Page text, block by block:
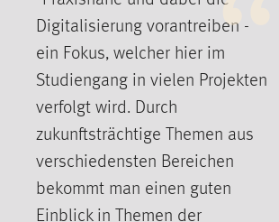
Digitalisierung vorantreiben -
ein Fokus, welcher hier im
Studiengang in vielen Projekten
verfolgt wird. Durch
zukunftsträchtige Themen aus
verschiedensten Bereichen
bekommt man einen guten
Einblick in Themen der
Anbieter:
Facebook
Zweck:
Conversion-Tracking
Cookie Laufzeit:
3 Monate